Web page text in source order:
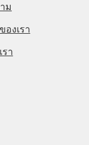
ม
องเรา
รา